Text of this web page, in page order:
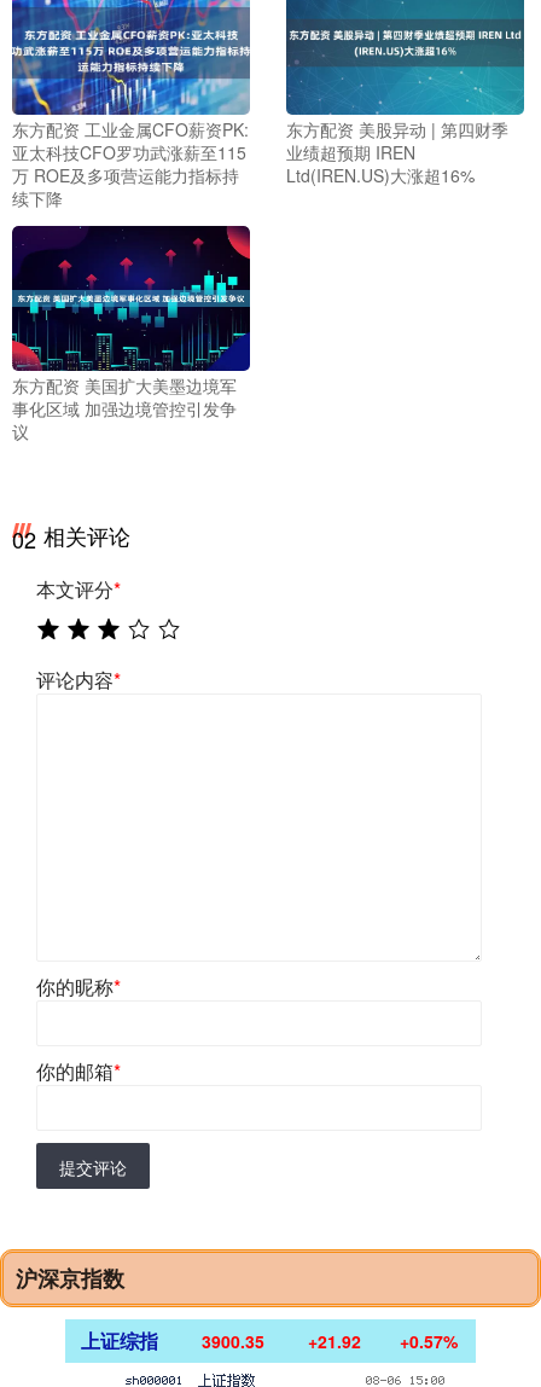
东方配资 工业金属CFO薪资PK:
亚太科技CFO罗功武涨薪至115
万 ROE及多项营运能力指标持
续下降
东方配资 美股异动 | 第四财季
业绩超预期 IREN
Ltd(IREN.US)大涨超16%
东方配资 美国扩大美墨边境军
事化区域 加强边境管控引发争
议
02 相关评论
本文评分*
评论内容*
你的昵称*
你的邮箱*
提交评论
沪深京指数
上证综指 3900.35 +21.92 +0.57%